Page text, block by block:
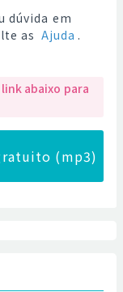
dúvida em
as Ajuda .
abaixo para
(mp3)